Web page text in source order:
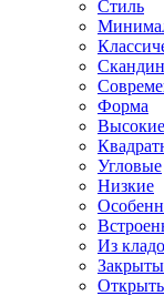
Стиль
Форма
Высокие
Угловые
Низкие
Из